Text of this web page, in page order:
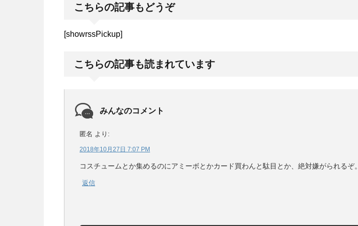
こちらの記事もどうぞ
[showrssPickup]
こちらの記事も読まれています
みんなのコメント
匿名 より:
2018年10月27日 7:07 PM
コスチュームとか集めるのにアミーボとかカード買わんと駄目とか、絶対嫌がられるぞ。
返信